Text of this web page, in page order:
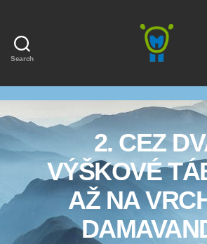
Search
2. CEZ
VÝŠKOVÉ
AŽ NA